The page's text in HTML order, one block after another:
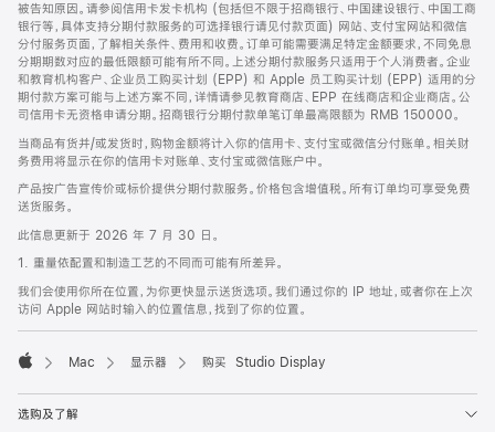
被告知原因。请参阅信用卡发卡机构 (包括但不限于招商银行、中国建设银行、中国工商
银行等，具体支持分期付款服务的可选择银行请见付款页面) 网站、支付宝网站和微信
分付服务页面，了解相关条件、费用和收费。订单可能需要满足特定金额要求，不同免息
分期期数对应的最低限额可能有所不同。上述分期付款服务只适用于个人消费者。企业
和教育机构客户、企业员工购买计划 (EPP) 和 Apple 员工购买计划 (EPP) 适用的分
期付款方案可能与上述方案不同，详情请参见教育商店、EPP 在线商店和企业商店。公
司信用卡无资格申请分期。招商银行分期付款单笔订单最高限额为 RMB 150000。
当商品有货并/或发货时，购物金额将计入你的信用卡、支付宝或微信分付账单。相关财
务费用将显示在你的信用卡对账单、支付宝或微信账户中。
产品按广告宣传价或标价提供分期付款服务。价格包含增值税。所有订单均可享受免费
送货服务。
此信息更新于 2026 年 7 月 30 日。
1. 重量依配置和制造工艺的不同而可能有所差异。
我们会使用你所在位置，为你更快显示送货选项。我们通过你的 IP 地址，或者你在上次
访问 Apple 网站时输入的位置信息，找到了你的位置。
Mac 显示器 购买 Studio Display
选购及了解